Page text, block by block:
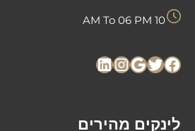
10 AM To 06 PM
Facebook
Twitter
Google
Instagram
LinkedIn
לינקים מהירים